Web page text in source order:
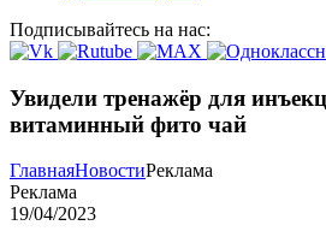
Подписывайтесь на нас:
Увидели тренажёр для
витаминный фито чай
ГлавнаяНовостиРеклама
Реклама
19/04/2023